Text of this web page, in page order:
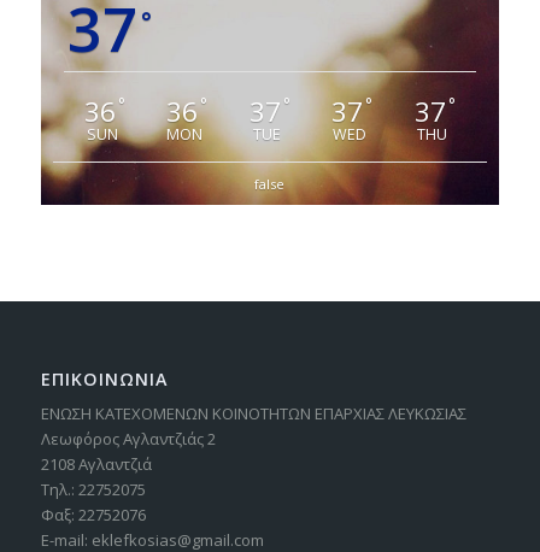
37 °
36°
SUN
36°
MON
37 °
TUE
37 °
WED
37°
THU
false
ΕΠΙΚΟΙΝΩΝΙΑ
ΕΝΩΣΗ ΚΑΤΕΧΟΜΕΝΩΝ ΚΟΙΝΟΤΗΤΩΝ ΕΠΑΡΧΙΑΣ ΛΕΥΚΩΣΙΑΣ
Λεωφόρος Αγλαντζιάς 2
2108 Αγλαντζιά
Τηλ.: 22752075
Φαξ: 22752076
E-mail: eklefkosias@gmail.com